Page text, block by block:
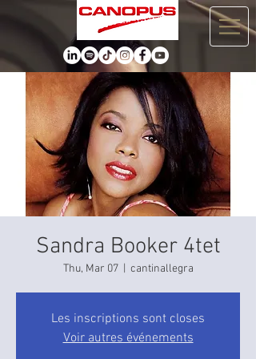
Sandra Booker 4tet
Thu, Mar 07
  |
cantinallegra
Les inscriptions sont closes
Voir autres événements